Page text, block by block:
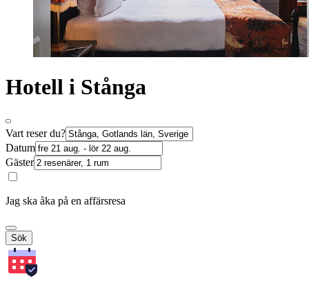
Hotell i Stånga
Vart reser du?
Datum
Gäster
Jag ska åka på en affärsresa
Sök